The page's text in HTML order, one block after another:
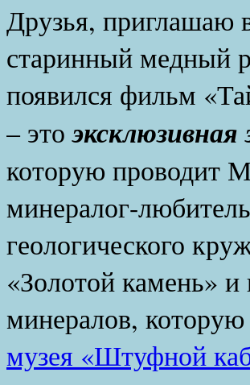
Друзья, приглашаю
старинный медный
появился фильм
– этоэксклюзивная
которую проводит
минералог-
геологического
«Золотой камень»
минералов, которую
музея «Штуфной